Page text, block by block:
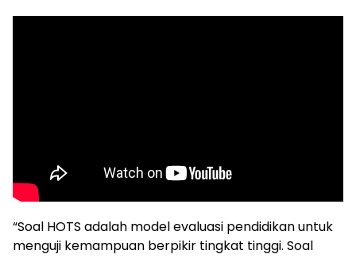
“Soal HOTS adalah model evaluasi pendidikan untuk
menguji kemampuan berpikir tingkat tinggi. Soal